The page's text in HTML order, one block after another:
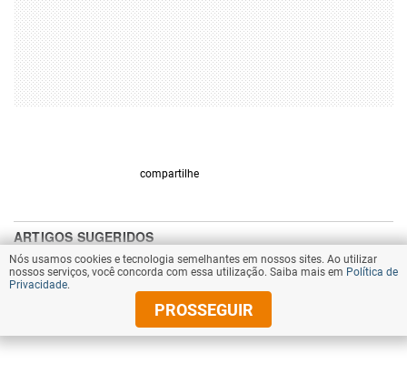
compartilhe
Nós usamos cookies e tecnologia semelhantes em nossos sites. Ao utilizar
nossos serviços, você concorda com essa utilização. Saiba mais em Política de
Privacidade.
PROSSEGUIR